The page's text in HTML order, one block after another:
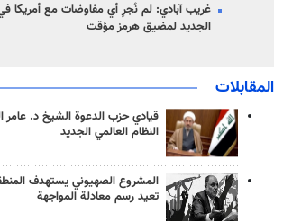
غريب آبادي: لم نُجرِ أي مفاوضات مع أمريكا في
الجديد لمضيق هرمز مؤقت
المقابلات
قيادي حزب الدعوة الشيخ د. عامر
النظام العالمي الجديد
المشروع الصهيوني يستهدف
تعيد رسم معادلة المواجهة